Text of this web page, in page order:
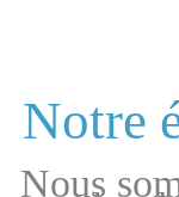
Notre
Nous